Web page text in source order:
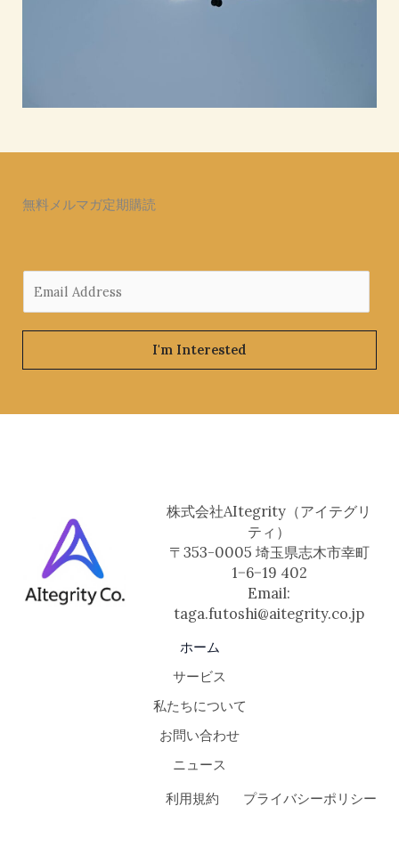
無料メルマガ定期購読
m
I'm Interested
株式会社AItegrity（アイテグリ
ティ）
〒353-0005 埼玉県志木市幸町
1−6−19 402
Email:
taga.futoshi@aitegrity.co.jp
ホーム
サービス
私たちについて
お問い合わせ
ニュース
利用規約
プライバシーポリシー